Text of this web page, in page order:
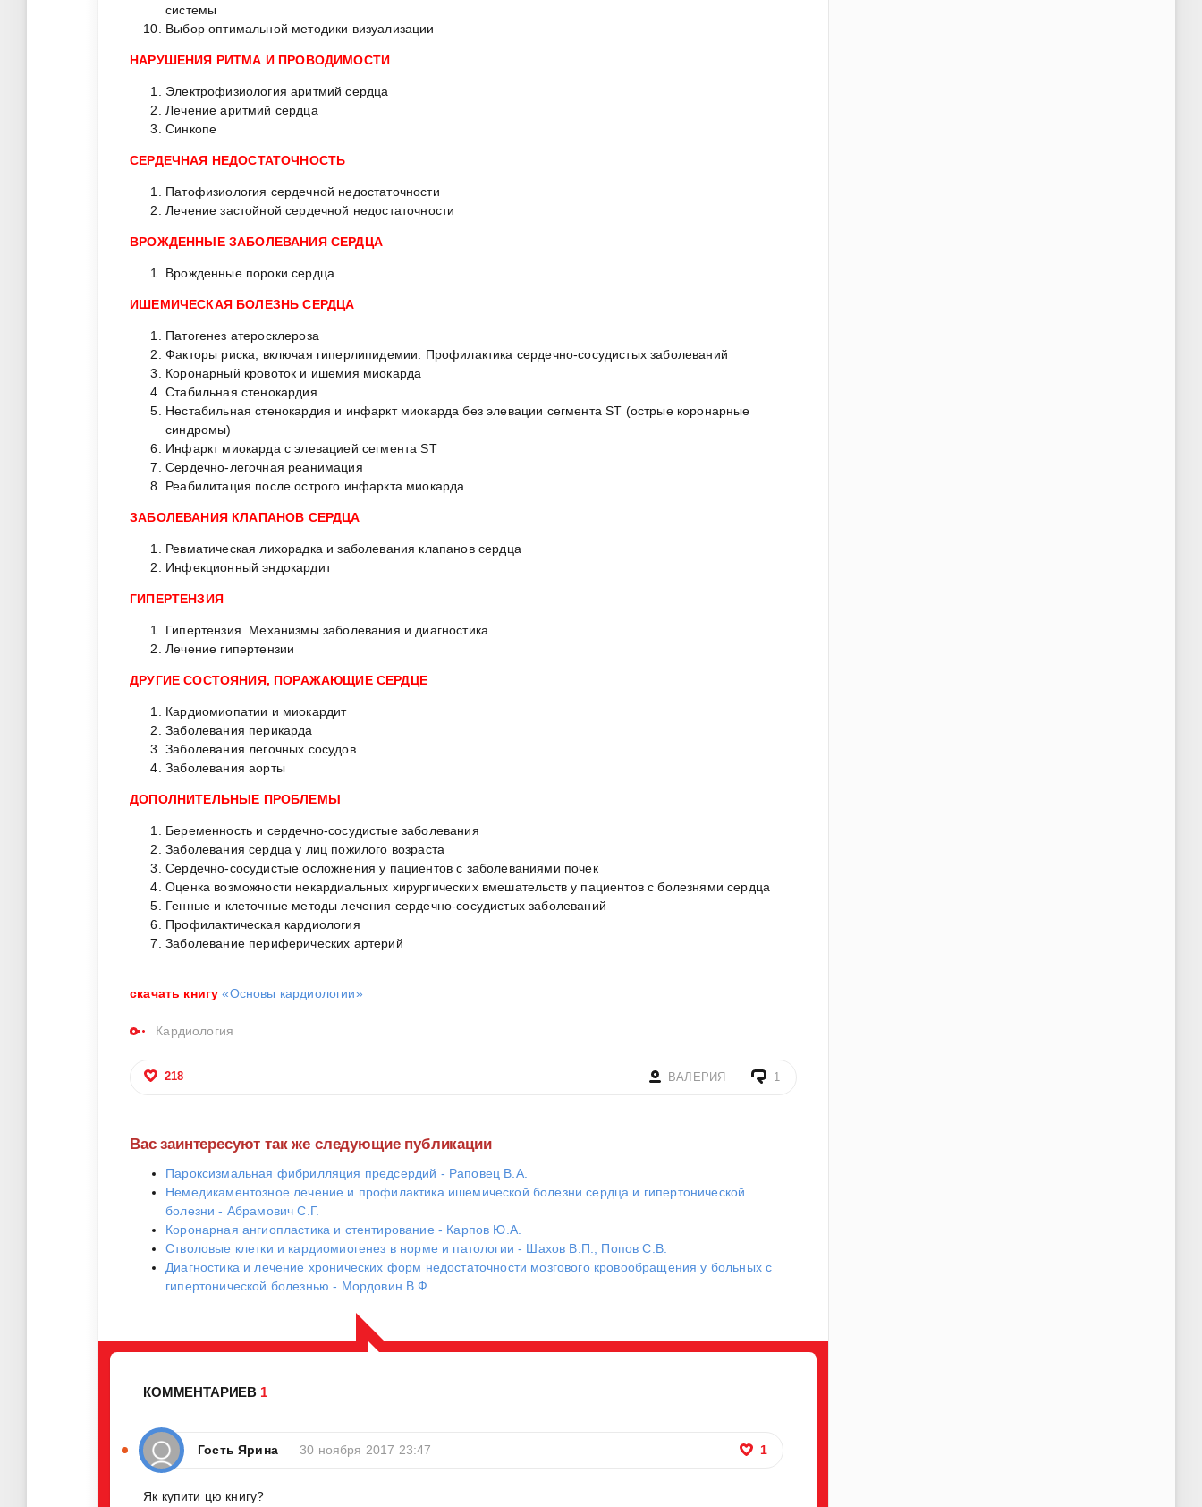
системы
Выбор оптимальной методики визуализации
НАРУШЕНИЯ РИТМА И ПРОВОДИМОСТИ
Электрофизиология аритмий сердца
Лечение аритмий сердца
Синкопе
СЕРДЕЧНАЯ НЕДОСТАТОЧНОСТЬ
Патофизиология сердечной недостаточности
Лечение застойной сердечной недостаточности
ВРОЖДЕННЫЕ ЗАБОЛЕВАНИЯ СЕРДЦА
Врожденные пороки сердца
ИШЕМИЧЕСКАЯ БОЛЕЗНЬ СЕРДЦА
Патогенез атеросклероза
Факторы риска, включая гиперлипидемии. Профилактика сердечно-сосудистых заболеваний
Коронарный кровоток и ишемия миокарда
Стабильная стенокардия
Нестабильная стенокардия и инфаркт миокарда без элевации сегмента ST (острые коронарные
синдромы)
Инфаркт миокарда с элевацией сегмента ST
Сердечно-легочная реанимация
Реабилитация после острого инфаркта миокарда
ЗАБОЛЕВАНИЯ КЛАПАНОВ СЕРДЦА
Ревматическая лихорадка и заболевания клапанов сердца
Инфекционный эндокардит
ГИПЕРТЕНЗИЯ
Гипертензия. Механизмы заболевания и диагностика
Лечение гипертензии
ДРУГИЕ СОСТОЯНИЯ, ПОРАЖАЮЩИЕ СЕРДЦЕ
Кардиомиопатии и миокардит
Заболевания перикарда
Заболевания легочных сосудов
Заболевания аорты
ДОПОЛНИТЕЛЬНЫЕ ПРОБЛЕМЫ
Беременность и сердечно-сосудистые заболевания
Заболевания сердца у лиц пожилого возраста
Сердечно-сосудистые осложнения у пациентов с заболеваниями почек
Оценка возможности некардиальных хирургических вмешательств у пациентов с болезнями сердца
Генные и клеточные методы лечения сердечно-сосудистых заболеваний
Профилактическая кардиология
Заболевание периферических артерий
скачать книгу «Основы кардиологии»
Кардиология
218 ВАЛЕРИЯ 1
Вас заинтересуют так же следующие публикации
Пароксизмальная фибрилляция предсердий - Раповец В.А.
Немедикаментозное лечение и профилактика ишемической болезни сердца и гипертонической
болезни - Абрамович С.Г.
Коронарная ангиопластика и стентирование - Карпов Ю.А.
Стволовые клетки и кардиомиогенез в норме и патологии - Шахов В.П., Попов С.В.
Диагностика и лечение хронических форм недостаточности мозгового кровообращения у больных с
гипертонической болезнью - Мордовин В.Ф.
КОММЕНТАРИЕВ 1
Гость Ярина 30 ноября 2017 23:47 1
Як купити цю книгу?